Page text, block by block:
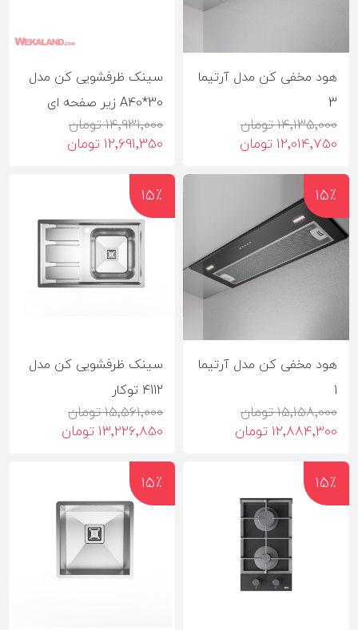
هود مخفی کن مدل آرتیما
3
14٬135٬000 تومان
12٬014٬750 تومان
سینک ظرفشویی کن مدل
A40*30 زیر صفحه ای
14٬931٬000 تومان
12٬691٬350 تومان
15٪
هود مخفی کن مدل آرتیما
1
15٬158٬000 تومان
12٬884٬300 تومان
15٪
سینک ظرفشویی کن مدل
4112 توکار
15٬561٬000 تومان
13٬226٬850 تومان
15٪ 15٪